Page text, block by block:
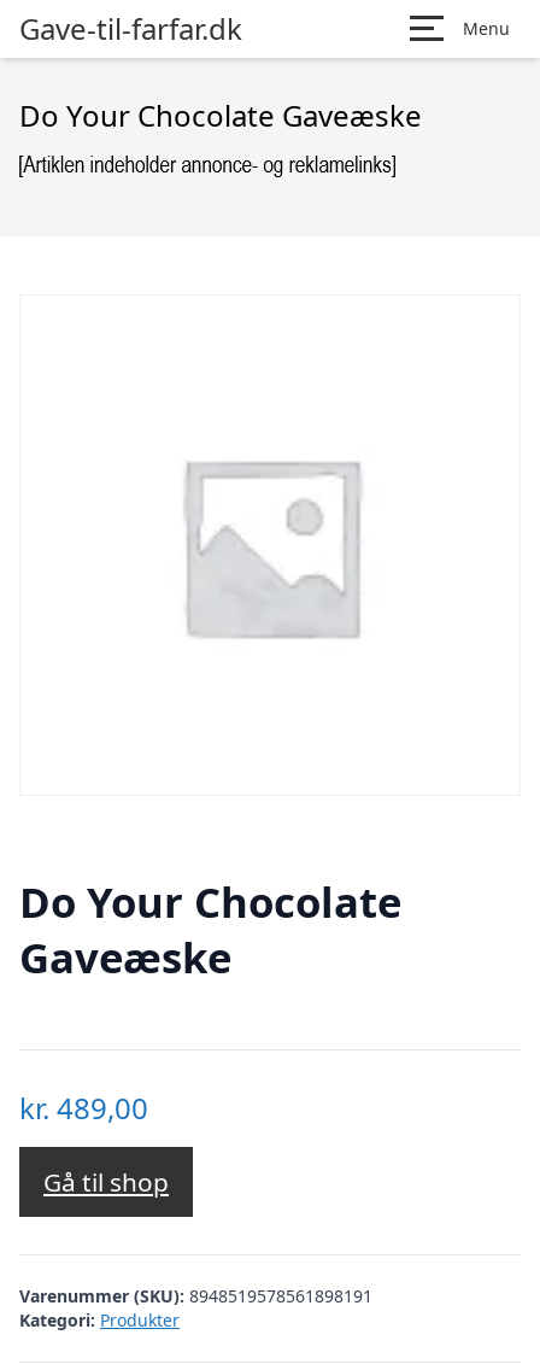
Gave-til-farfar.dk Menu
Do Your Chocolate Gaveæske
Do Your Chocolate
Gaveæske
kr. 489,00
Gå til shop
Varenummer (SKU): 8948519578561898191
Kategori: Produkter